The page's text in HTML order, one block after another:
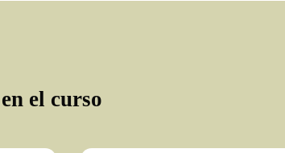
el curso